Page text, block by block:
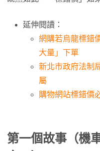
延伸閱讀：
網購若烏龍標錯
大量」下單
新北市政府法制
屬
購物網站標錯價
第一個故事（機